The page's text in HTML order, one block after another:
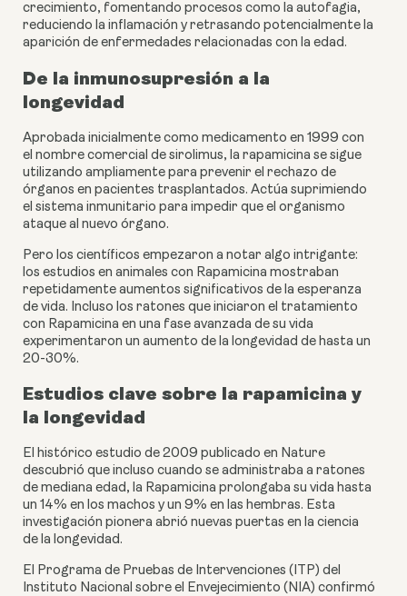
crecimiento, fomentando procesos como la autofagia,
reduciendo la inflamación y retrasando potencialmente la
aparición de enfermedades relacionadas con la edad.
De la inmunosupresión a la
longevidad
Aprobada inicialmente como medicamento en 1999 con
el nombre comercial de sirolimus, la rapamicina se sigue
utilizando ampliamente para prevenir el rechazo de
órganos en pacientes trasplantados. Actúa suprimiendo
el sistema inmunitario para impedir que el organismo
ataque al nuevo órgano.
Pero los científicos empezaron a notar algo intrigante:
los estudios en animales con Rapamicina mostraban
repetidamente aumentos significativos de la esperanza
de vida. Incluso los ratones que iniciaron el tratamiento
con Rapamicina en una fase avanzada de su vida
experimentaron un aumento de la longevidad de hasta un
20-30%.
Estudios clave sobre la rapamicina y
la longevidad
El histórico estudio de 2009 publicado en Nature
descubrió que incluso cuando se administraba a ratones
de mediana edad, la Rapamicina prolongaba su vida hasta
un 14% en los machos y un 9% en las hembras. Esta
investigación pionera abrió nuevas puertas en la ciencia
de la longevidad.
El Programa de Pruebas de Intervenciones (ITP) del
Instituto Nacional sobre el Envejecimiento (NIA) confirmó